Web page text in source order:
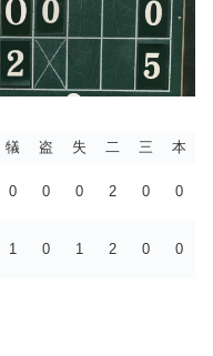
犠 盗 失 二 三
本
0 0 0 2 0 0
1 0 1 2 0 0